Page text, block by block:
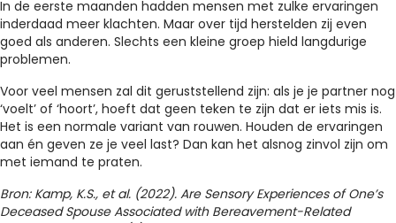
In de eerste maanden hadden mensen met zulke ervaringen
inderdaad meer klachten. Maar over tijd herstelden zij even
goed als anderen. Slechts een kleine groep hield langdurige
problemen.
Voor veel mensen zal dit geruststellend zijn: als je je partner nog
‘voelt’ of ‘hoort’, hoeft dat geen teken te zijn dat er iets mis is.
Het is een normale variant van rouwen. Houden de ervaringen
aan én geven ze je veel last? Dan kan het alsnog zinvol zijn om
met iemand te praten.
Bron: Kamp, K.S., et al. (2022). Are Sensory Experiences of One’s
Deceased Spouse Associated with Bereavement-Related